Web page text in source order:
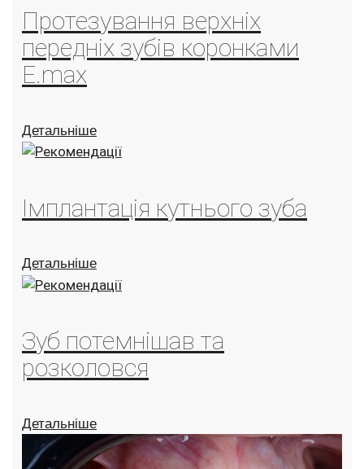
Протезування верхніх
передніх зубів коронками
E.max
Детальніше
Імплантація кутнього зуба
Детальніше
Зуб потемнішав та
розколовся
Детальніше